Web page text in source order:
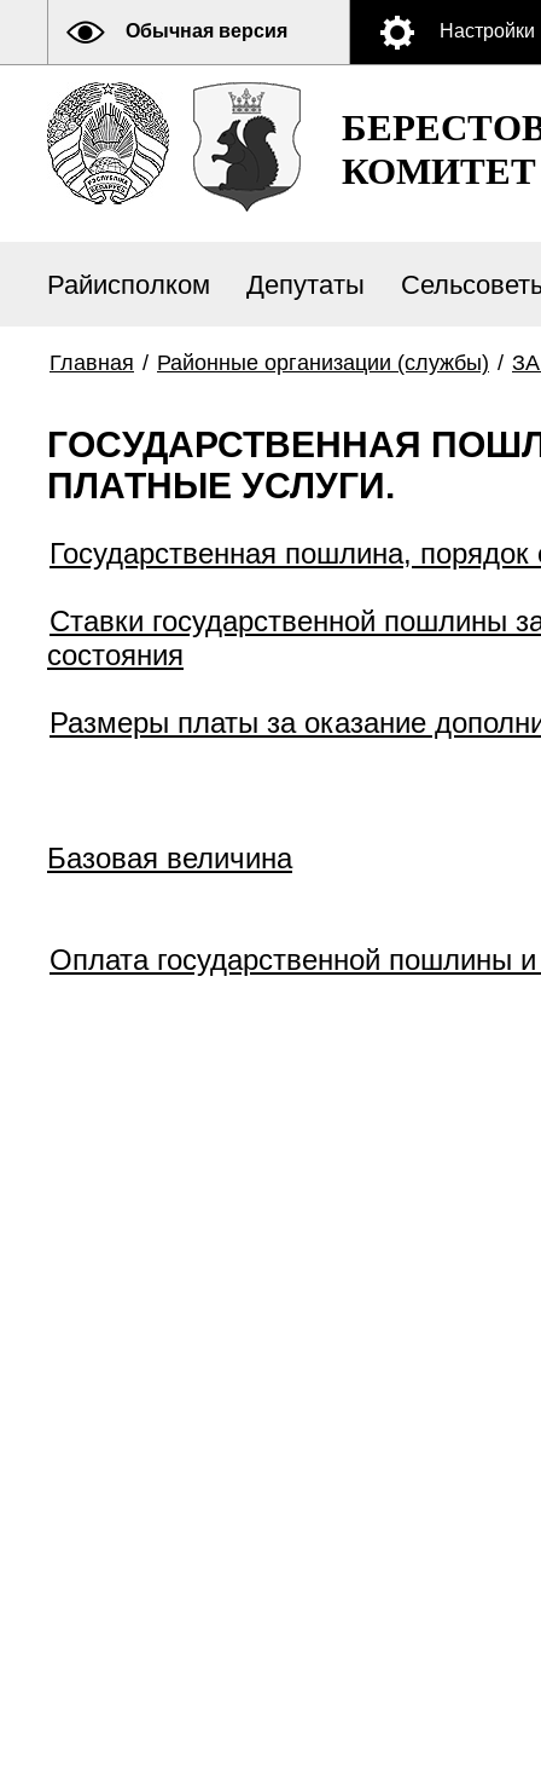
Обычная версия Настройки
КОМИТЕТ
Райисполком Депутаты
Главная / Районные организации (службы) /
ГОСУДАРСТВЕННАЯ
ПЛАТНЫЕ УСЛУГИ.
Государственная пошлина, порядок
Ставки государственной пошлины
состояния
Размеры платы за оказание
Базовая величина
Оплата государственной пошлины